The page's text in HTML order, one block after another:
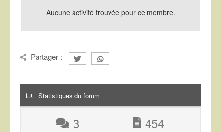
Aucune activité trouvée pour ce membre.
Partager :
Statistiques du forum
3 454